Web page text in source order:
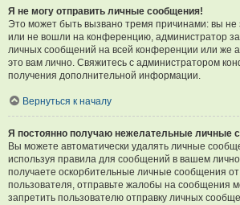
Я не могу отправить личные сообщения!
Это может быть вызвано тремя причинами: вы не
или не вошли на конференцию, администратор
личных сообщений на всей конференции или же
это вам лично. Свяжитесь с администратором
получения дополнительной информации.
Вернуться к началу
Я постоянно получаю нежелательные личные
Вы можете автоматически удалять личные
используя правила для сообщений в вашем
получаете оскорбительные личные сообщения от
пользователя, отправьте жалобы на сообщения
запретить пользователю отправку личных